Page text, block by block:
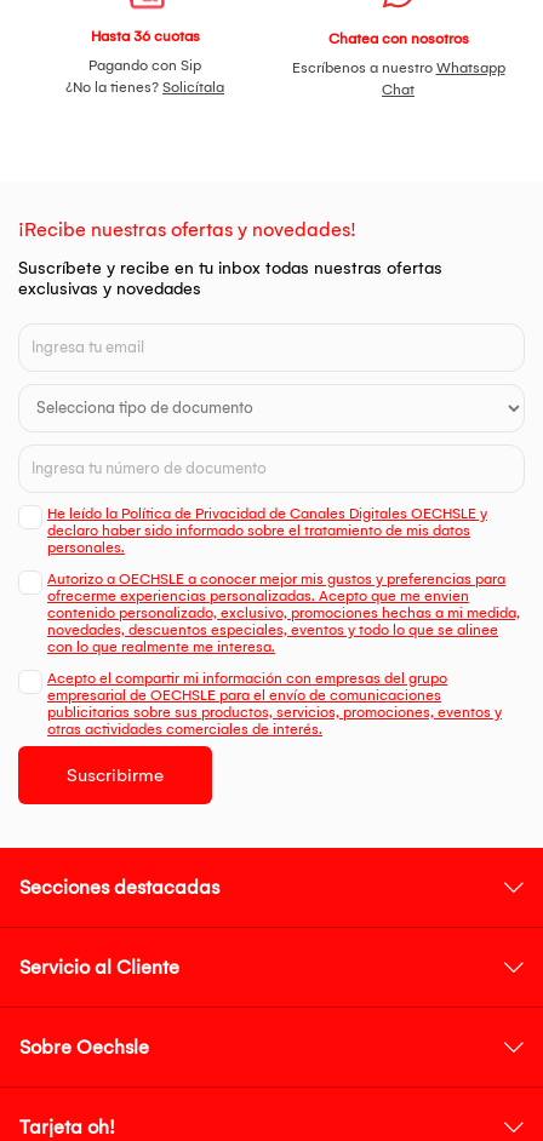
Hasta 36 cuotas
Pagando con Sip
¿No la tienes? Solicítala
Chatea con nosotros
Escríbenos a nuestro Whatsapp
Chat
¡Recibe nuestras ofertas y novedades!
Suscríbete y recibe en tu inbox todas nuestras ofertas
exclusivas y novedades
He leído la Política de Privacidad de Canales Digitales OECHSLE y
declaro haber sido informado sobre el tratamiento de mis datos
personales.
Autorizo a OECHSLE a conocer mejor mis gustos y preferencias para
ofrecerme experiencias personalizadas. Acepto que me envien
contenido personalizado, exclusivo, promociones hechas a mi medida,
novedades, descuentos especiales, eventos y todo lo que se alinee
con lo que realmente me interesa.
Acepto el compartir mi información con empresas del grupo
empresarial de OECHSLE para el envío de comunicaciones
publicitarias sobre sus productos, servicios, promociones, eventos y
otras actividades comerciales de interés.
Suscribirme
Secciones destacadas
Servicio al Cliente
Sobre Oechsle
Tarjeta oh!